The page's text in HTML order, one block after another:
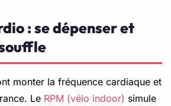
: se dépenser et
monter la fréquence cardiaque et
Le RPM (vélo indoor) simule